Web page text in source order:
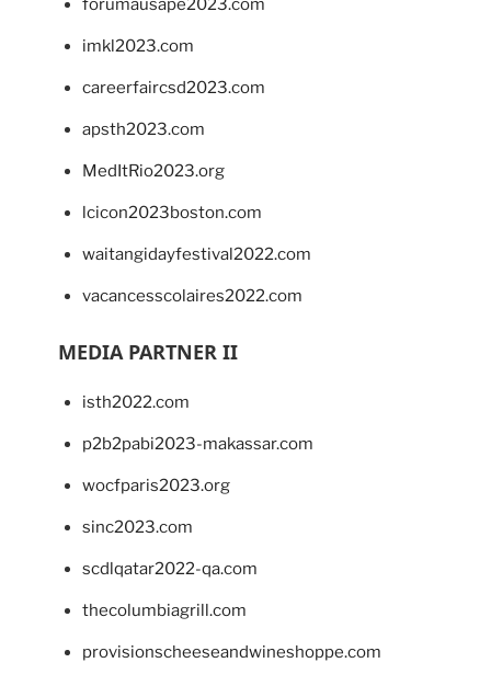
forumausape2023.com
imkl2023.com
careerfaircsd2023.com
apsth2023.com
MedItRio2023.org
lcicon2023boston.com
waitangidayfestival2022.com
vacancesscolaires2022.com
MEDIA PARTNER II
isth2022.com
p2b2pabi2023-makassar.com
wocfparis2023.org
sinc2023.com
scdlqatar2022-qa.com
thecolumbiagrill.com
provisionscheeseandwineshoppe.com